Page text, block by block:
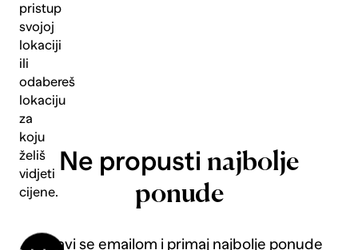
pristup
svojoj
lokaciji
ili
odabereš
lokaciju
za
koju
želiš
vidjeti
cijene.
Ne propusti najbolje
ponude
Prijavi se emailom i primaj najbolje ponude